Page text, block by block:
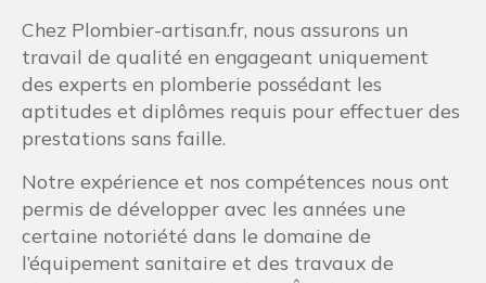
Chez Plombier-artisan.fr, nous assurons un
travail de qualité en engageant uniquement
des experts en plomberie possédant les
aptitudes et diplômes requis pour effectuer des
prestations sans faille.
Notre expérience et nos compétences nous ont
permis de développer avec les années une
certaine notoriété dans le domaine de
l’équipement sanitaire et des travaux de